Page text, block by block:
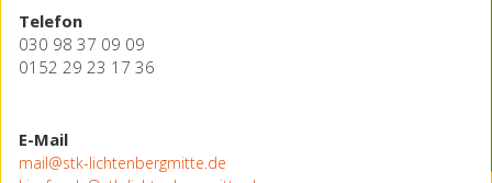
Telefon
030 98 37 09 09
0152 29 23 17 36
E-Mail
mail@stk-lichtenbergmitte.de